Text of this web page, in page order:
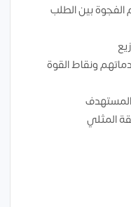
بين الطلب
ونقاط القوة
المثلي